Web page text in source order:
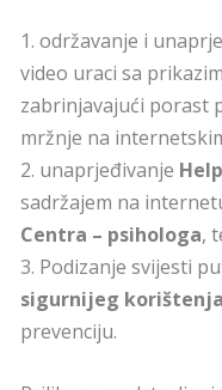
1. održavanje i
video uraci sa
zabrinjavajući porast
mržnje na
2. unaprjeđivanje
sadržajem na
Centra – psihologa,
3. Podizanje svijesti
sigurnijeg
prevenciju.